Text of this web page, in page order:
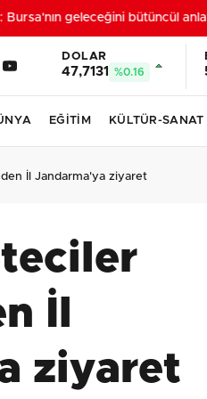
geleceğini bütüncül
DOLAR
47,7131 %0.16
EĞİTİM KÜLTÜR-SANAT
İl Jandarma'ya ziyaret
İl
ziyaret